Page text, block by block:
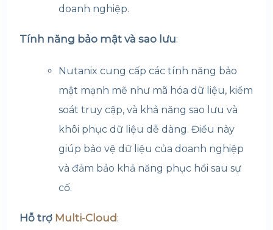
doanh nghiệp.
Tính năng bảo mật và sao lưu:
Nutanix cung cấp các tính năng bảo
mật mạnh mẽ như mã hóa dữ liệu, kiểm
soát truy cập, và khả năng sao lưu và
khôi phục dữ liệu dễ dàng. Điều này
giúp bảo vệ dữ liệu của doanh nghiệp
và đảm bảo khả năng phục hồi sau sự
cố.
Hỗ trợ Multi-Cloud: